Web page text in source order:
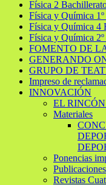
Física 2
Física y Química
Física y Química 4
Física y Química
FOMENTO DE
GENERANDO
GRUPO DE
Impreso de
INNOVACIÓN
EL RINCÓN
Materiales
Ponencias
Publicaciones
Revistas